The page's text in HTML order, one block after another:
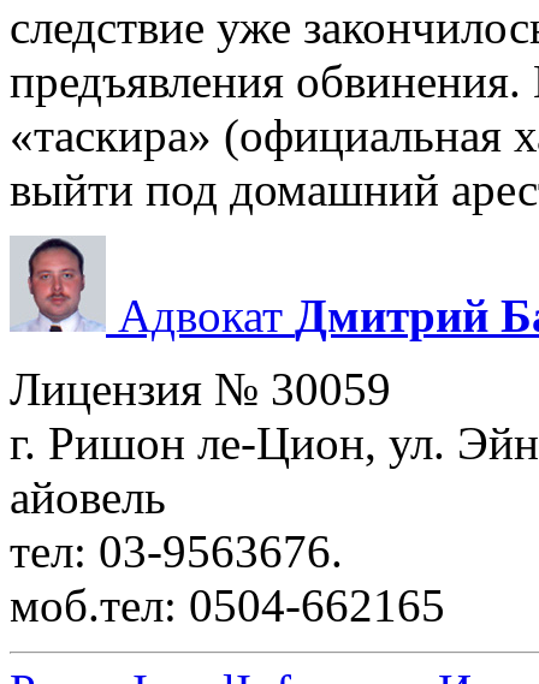
следствие уже
предъявления
«таскира» (официальная
выйти под домашний
Адвокат Дмитрий
Лицензия № 30059
г. Ришон ле-Цион, ул.
айовель
тел: 03-9563676.
моб.тел: 0504-662165